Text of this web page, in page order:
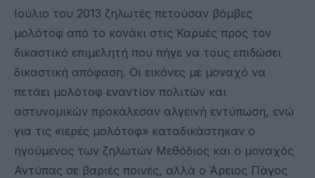
Ιούλιο του 2013 ζηλωτές πετούσαν βόμβες
μολότοφ από το κονάκι στις Καρυές προς τον
δικαστικό επιμελητή που πήγε να τους επιδώσει
δικαστική απόφαση. Οι εικόνες με μοναχό να
πετάει μολότοφ εναντίον πολιτών και
αστυνομικών προκάλεσαν αλγεινή εντύπωση, ενώ
για τις «ιερές μολότοφ» καταδικάστηκαν ο
ηγούμενος των ζηλωτών Μεθόδιος και ο μοναχός
Αντύπας σε βαριές ποινές, αλλά ο Άρειος Πάγος